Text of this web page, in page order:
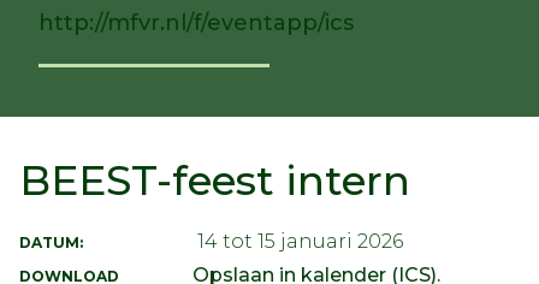
http://mfvr.nl/f/eventapp/ics
BEEST-feest intern
DATUM: 14 tot 15 januari 2026
DOWNLOAD Opslaan in kalender (ICS).